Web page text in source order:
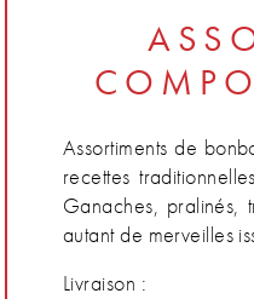
Assortiments de
recettes
Ganaches, pralinés,
autant de merveilles
Livraison :